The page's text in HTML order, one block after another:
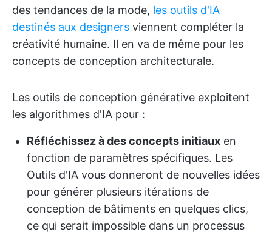
des tendances de la mode, les outils d'IA
destinés aux designers viennent compléter la
créativité humaine. Il en va de même pour les
concepts de conception architecturale.
Les outils de conception générative exploitent
les algorithmes d'IA pour :
Réfléchissez à des concepts initiaux en
fonction de paramètres spécifiques. Les
Outils d'IA vous donneront de nouvelles idées
pour générer plusieurs itérations de
conception de bâtiments en quelques clics,
ce qui serait impossible dans un processus